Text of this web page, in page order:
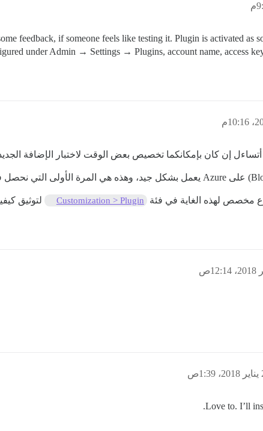
feedback, if someone feels like testing it. Plugin is activated as
under Admin → Settings → Plugins, account name, access
إن كان بإمكانكما تخصيص بعض الوقت لاختبار الإضافة
مخصص لهذه الغاية في فئة Customization > Plugin لتوثيق
Love to. I’ll